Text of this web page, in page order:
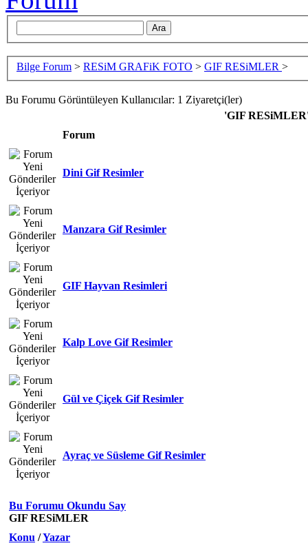
Bilge Forum > RESiM GRAFiK FOTO > GIF RESiMLER >
Bu Forumu Görüntüleyen Kullanıcılar: 1 Ziyaretçi(ler)
'GIF
Forum
Dini Gif Resimler
Manzara Gif Resimler
GIF Hayvan Resimleri
Kalp Love Gif Resimler
Gül ve Çiçek Gif Resimler
Ayraç ve Süsleme Gif Resimler
Bu Forumu Okundu Say
GIF RESiMLER
Konu /Yazar